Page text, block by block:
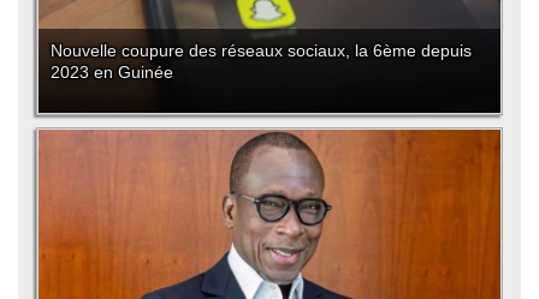
Nouvelle coupure des réseaux sociaux, la 6ème depuis
2023 en Guinée